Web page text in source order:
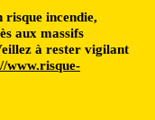
risque incendie,
aux massifs
à rester vigilant
www.risque-